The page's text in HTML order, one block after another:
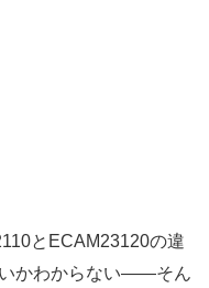
とECAM23120の違
かわからない――そん